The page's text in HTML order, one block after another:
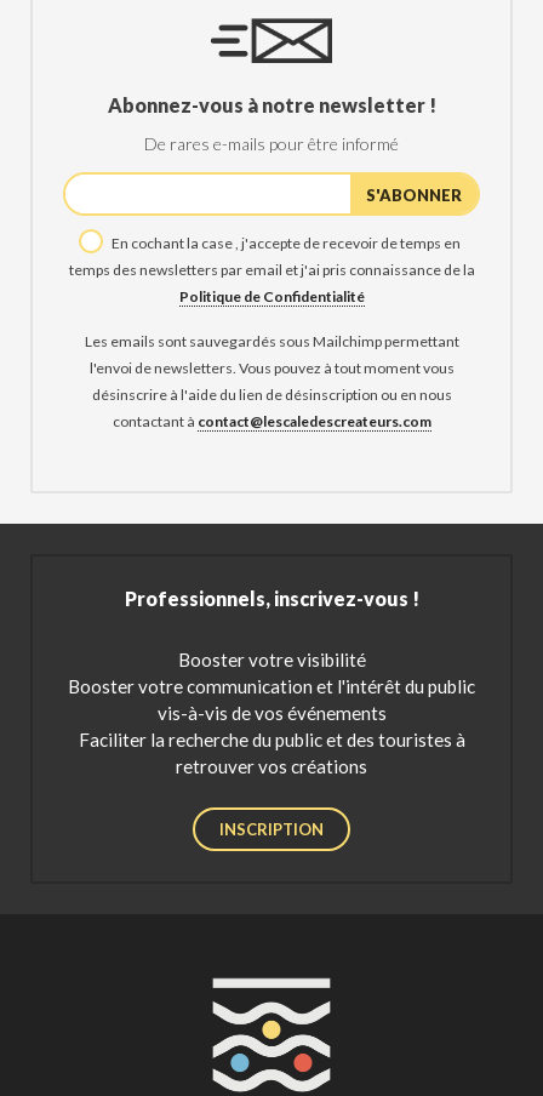
Abonnez-vous à notre newsletter !
De rares e-mails pour être informé
En cochant la case , j'accepte de recevoir de temps en
temps des newsletters par email et j'ai pris connaissance de la
Politique de Confidentialité
Les emails sont sauvegardés sous Mailchimp permettant
l'envoi de newsletters. Vous pouvez à tout moment vous
désinscrire à l'aide du lien de désinscription ou en nous
contactant à contact@lescaledescreateurs.com
Professionnels, inscrivez-vous !
Booster votre visibilité
Booster votre communication et l'intérêt du public
vis-à-vis de vos événements
Faciliter la recherche du public et des touristes à
retrouver vos créations
INSCRIPTION